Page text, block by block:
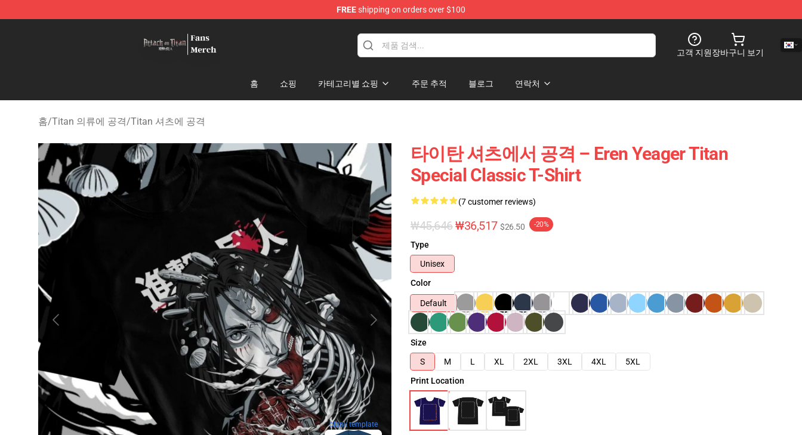
FREEshipping on orders over $100
고객 지원장바구니 보기
홈 쇼핑 카테고리별 쇼핑 주문 추적 블로그 연락처
홈/Titan 의류에 공격/Titan 셔츠에 공격
blank template
타이탄 셔츠에서 공격 – Eren Yeager Titan
Special Classic T-Shirt
(7 customer reviews)
₩45,646₩36,517 $26.50 -20%
Type
Unisex
Color
Default
Size
S
M L XL 2XL 3XL 4XL
5XL
Print Location